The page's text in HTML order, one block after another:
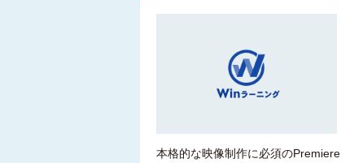
本格的な映像制作に必須の